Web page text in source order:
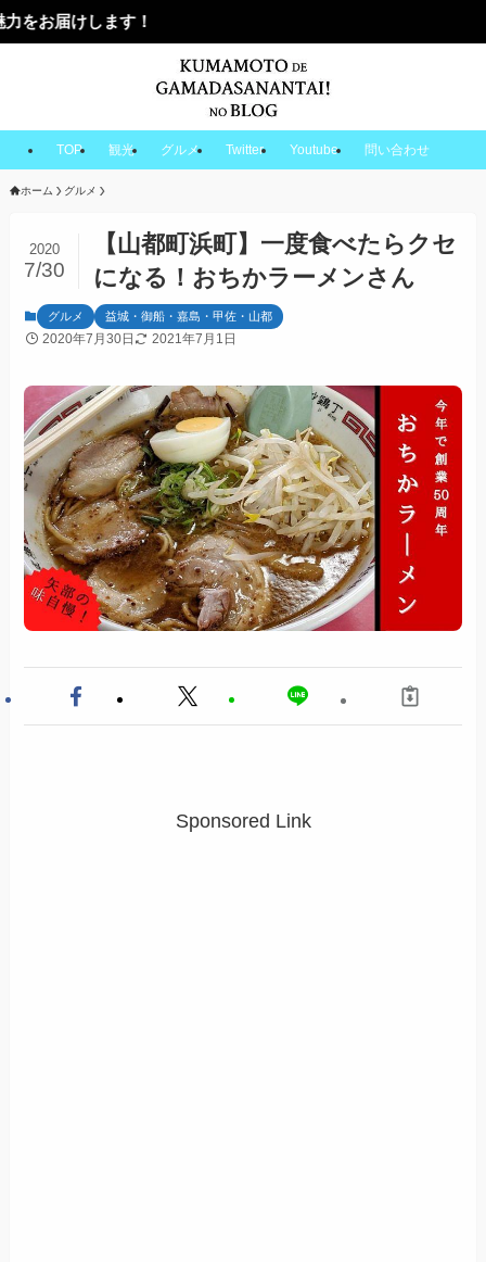
！
TOP 観光 グルメ Twitter Youtube 問い合わせ
ホーム グルメ
【山都町浜町】一度食べたらクセ
になる！おちかラーメンさん
2020
7/30
グルメ 益城・御船・嘉島・甲佐・山都
2020年7月30日 2021年7月1日
Sponsored Link